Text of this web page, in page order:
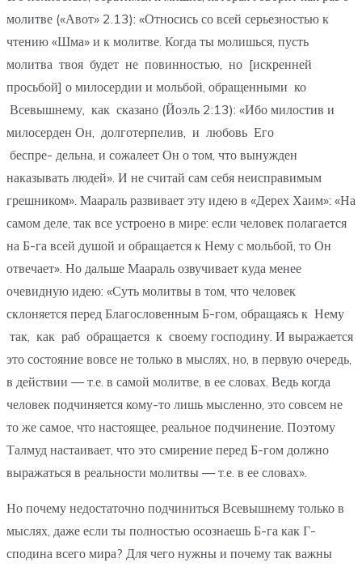
молитве («Авот» 2.13): «Относись со всей серьезностью к
чтению «Шма» и к молитве. Когда ты молишься, пусть
молитва твоя будет не повинностью, но [искренней
просьбой] о милосердии и мольбой, обращенными ко
Всевышнему, как сказано (Йоэль 2:13): «Ибо милостив и
милосерден Он, долготерпелив, и любовь Его
беспре- дельна, и сожалеет Он о том, что вынужден
наказывать людей». И не считай сам себя неисправимым
грешником». Маараль развивает эту идею в «Дерех Хаим»: «На
самом деле, так все устроено в мире: если человек полагается
на Б-га всей душой и обращается к Нему с мольбой, то Он
отвечает». Но дальше Маараль озвучивает куда менее
очевидную идею: «Суть молитвы в том, что человек
склоняется перед Благословенным Б-гом, обращаясь к Нему
так, как раб обращается к своему господину. И выражается
это состояние вовсе не только в мыслях, но, в первую очередь,
в действии — т.е. в самой молитве, в ее словах. Ведь когда
человек подчиняется кому-то лишь мысленно, это совсем не
то же самое, что настоящее, реальное подчинение. Поэтому
Талмуд настаивает, что это смирение перед Б-гом должно
выражаться в реальности молитвы — т.е. в ее словах».
Но почему недостаточно подчиниться Всевышнему только в
мыслях, даже если ты полностью осознаешь Б-га как Г-
сподина всего мира? Для чего нужны и почему так важны